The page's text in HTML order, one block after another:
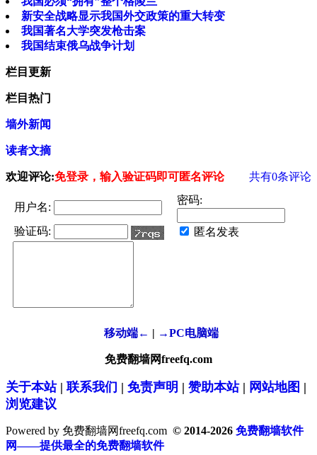
新安全战略显示我国外交政策的重大转变
我国著名大学突发枪击案
我国结束俄乌战争计划
栏目更新
栏目热门
墙外新闻
读者文摘
欢迎评论:免登录，输入验证码即可匿名评论 共有0条评论
用户名:
密码:
验证码: 匿名发表
移动端← | →PC电脑端
免费翻墙网freefq.com
关于本站| 联系我们 | 免责声明 | 赞助本站| 网站地图 |
浏览建议
Powered by 免费翻墙网freefq.com © 2014-2026 免费翻墙软件
网——提供最全的免费翻墙软件